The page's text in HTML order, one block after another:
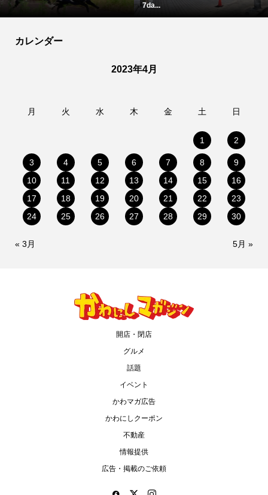
7da...
カレンダー
2023年4月
月 火 水 木 金 土 日
1 2
3 4 5 6 7 8
9
10
11 12 13 14 15
16
17
18 19 20 21 22
23
24
25 26 27 28 29 30
« 3月 5月 »
開店・閉店
グルメ
話題
イベント
かわマガ広告
かわにしクーポン
不動産
情報提供
広告・掲載のご依頼